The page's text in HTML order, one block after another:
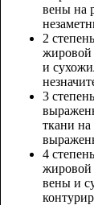
вены на
2
жировой
и
3
ткани на
4
жировой
вены и